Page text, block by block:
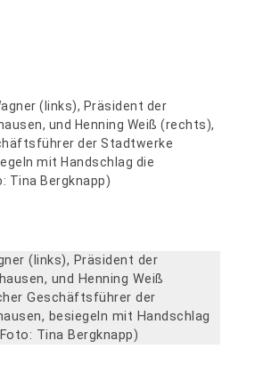
(links), Präsident der
und Henning Weiß
Geschäftsführer der
besiegeln mit Handschlag
Tina Bergknapp)